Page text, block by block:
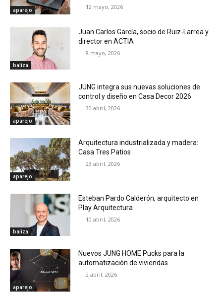
aparejo 12 mayo, 2026
baliza
Juan Carlos García, socio de Ruiz-Larrea y
director en ACTIA
8 mayo, 2026
aparejo
JUNG integra sus nuevas soluciones de
control y diseño en Casa Decor 2026
30 abril, 2026
aparejo
Arquitectura industrializada y madera:
Casa Tres Patios
23 abril, 2026
baliza
Esteban Pardo Calderón, arquitecto en
Play Arquitectura
10 abril, 2026
aparejo
Nuevos JUNG HOME Pucks para la
automatización de viviendas
2 abril, 2026